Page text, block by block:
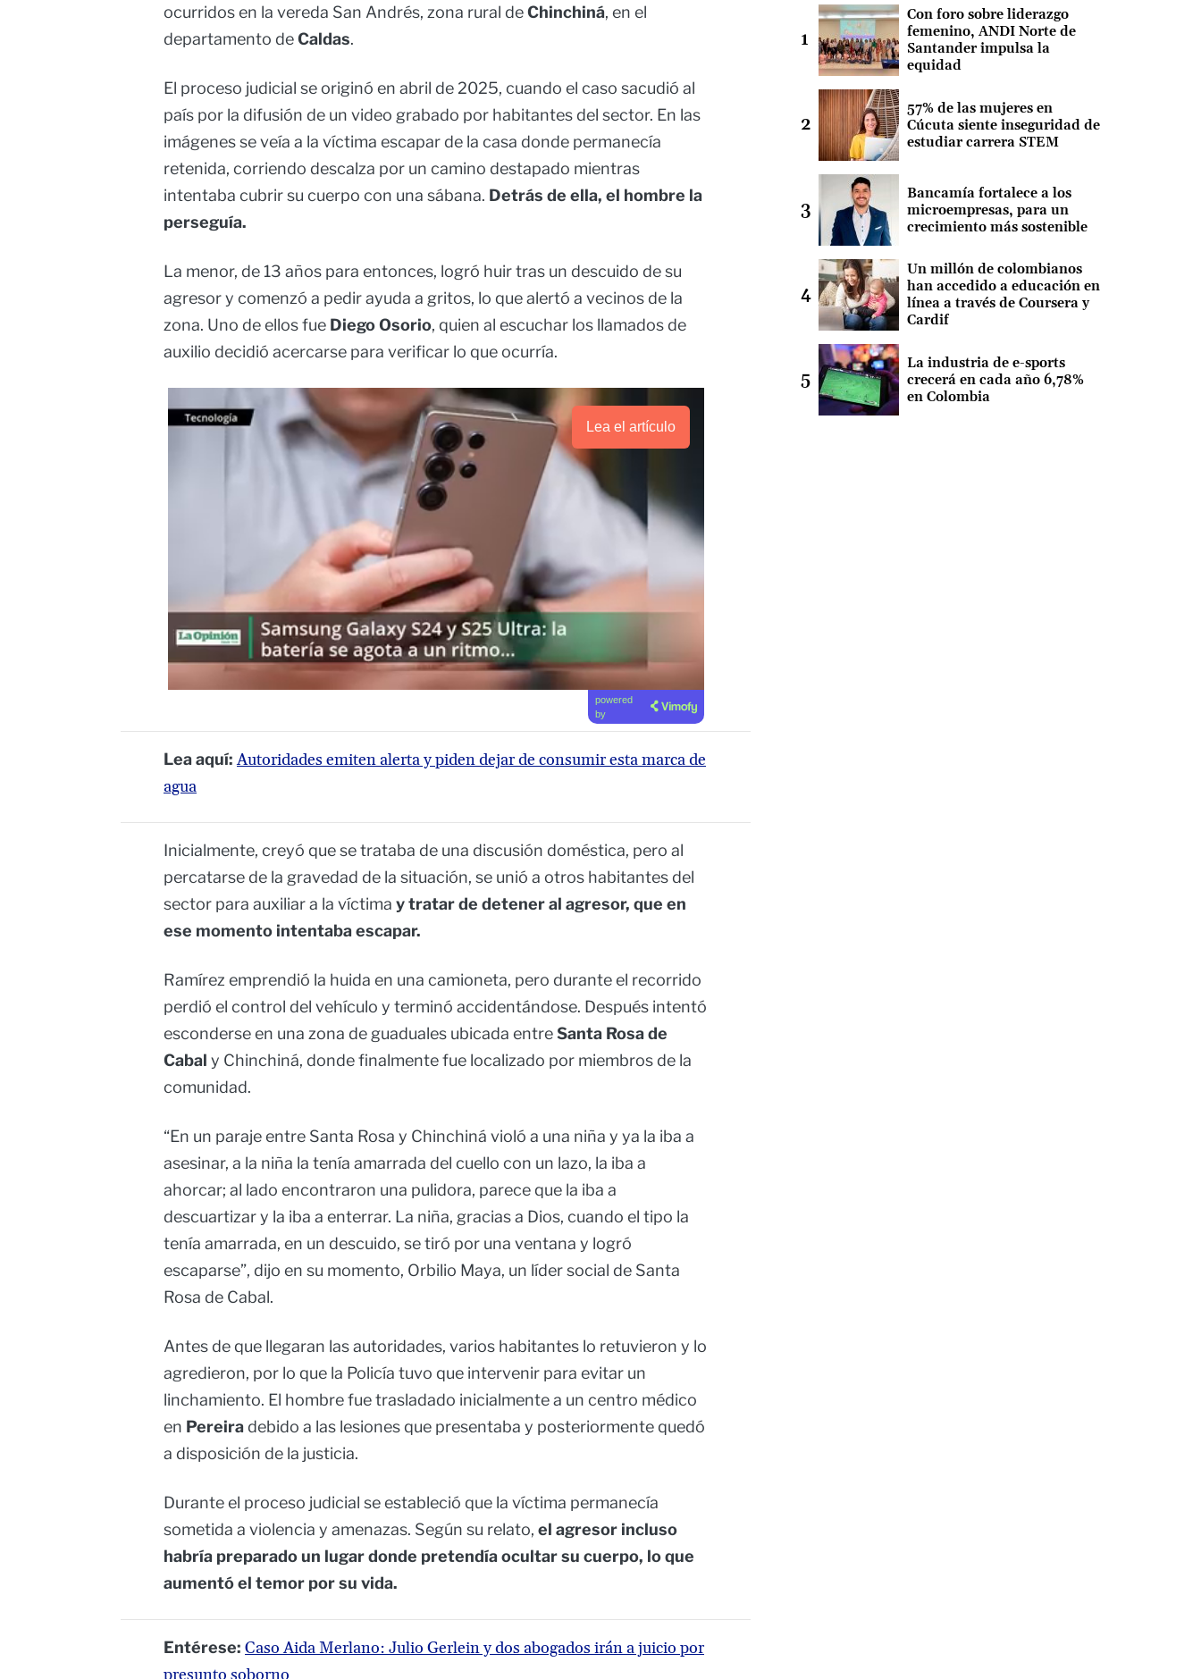
ocurridos en la vereda San Andrés, zona rural deChinchiná, en el
departamento deCaldas.
El proceso judicial se originó en abril de 2025, cuando el caso sacudió al
país por la difusión de un video grabado por habitantes del sector. En las
imágenes se veía a la víctima escapar de la casa donde permanecía
retenida, corriendo descalza por un camino destapado mientras
intentaba cubrir su cuerpo con una sábana. Detrás de ella, el hombre la
perseguía.
La menor, de 13 años para entonces, logró huir tras un descuido de su
agresor y comenzó a pedir ayuda a gritos, lo que alertó a vecinos de la
zona. Uno de ellos fue Diego Osorio, quien al escuchar los llamados de
auxilio decidió acercarse para verificar lo que ocurría.
Lea el artículo
powered
by
Lea aquí: Autoridades emiten alerta y piden dejar de consumir esta marca de
agua
Inicialmente, creyó que se trataba de una discusión doméstica, pero al
percatarse de la gravedad de la situación, se unió a otros habitantes del
sector para auxiliar a la víctima y tratar de detener al agresor, que en
ese momento intentaba escapar.
Ramírez emprendió la huida en una camioneta, pero durante el recorrido
perdió el control del vehículo y terminó accidentándose. Después intentó
esconderse en una zona de guaduales ubicada entreSanta Rosa de
Cabal y Chinchiná, donde finalmente fue localizado por miembros de la
comunidad.
“En un paraje entre Santa Rosa y Chinchiná violó a una niña y ya la iba a
asesinar, a la niña la tenía amarrada del cuello con un lazo, la iba a
ahorcar; al lado encontraron una pulidora, parece que la iba a
descuartizar y la iba a enterrar. La niña, gracias a Dios, cuando el tipo la
tenía amarrada, en un descuido, se tiró por una ventana y logró
escaparse”, dijo en su momento, Orbilio Maya, un líder social de Santa
Rosa de Cabal.
Antes de que llegaran las autoridades, varios habitantes lo retuvieron y lo
agredieron, por lo que la Policía tuvo que intervenir para evitar un
linchamiento. El hombre fue trasladado inicialmente a un centro médico
en Pereiradebido a las lesiones que presentaba y posteriormente quedó
a disposición de la justicia.
Durante el proceso judicial se estableció que la víctima permanecía
sometida a violencia y amenazas. Según su relato, el agresor incluso
habría preparado un lugar donde pretendía ocultar su cuerpo, lo que
aumentó el temor por su vida.
Entérese: Caso Aida Merlano: Julio Gerlein y dos abogados irán a juicio por
Con foro sobre liderazgo
femenino, ANDI Norte de
Santander impulsa la
equidad
57% de las mujeres en
Cúcuta siente inseguridad de
estudiar carrera STEM
Bancamía fortalece a los
microempresas, para un
crecimiento más sostenible
Un millón de colombianos
han accedido a educación en
línea a través de Coursera y
Cardif
La industria de e-sports
crecerá en cada año 6,78%
en Colombia